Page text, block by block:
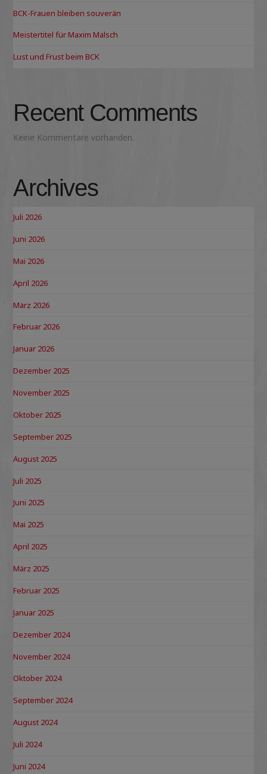
BCK-Frauen bleiben souverän
Meistertitel für Maxim Malsch
Lust und Frust beim BCK
Recent Comments
Keine Kommentare vorhanden.
Archives
Juli 2026
Juni 2026
Mai 2026
April 2026
März 2026
Februar 2026
Januar 2026
Dezember 2025
November 2025
Oktober 2025
September 2025
August 2025
Juli 2025
Juni 2025
Mai 2025
April 2025
März 2025
Februar 2025
Januar 2025
Dezember 2024
November 2024
Oktober 2024
September 2024
August 2024
Juli 2024
Juni 2024